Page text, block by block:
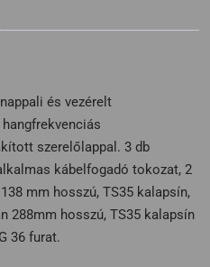
és vezérelt
szerelőlappal. 3 db
kábelfogadó tokozat, 2
mm hosszú, TS35 kalapsín,
288mm hosszú, TS35 kalapsín
36 furat.